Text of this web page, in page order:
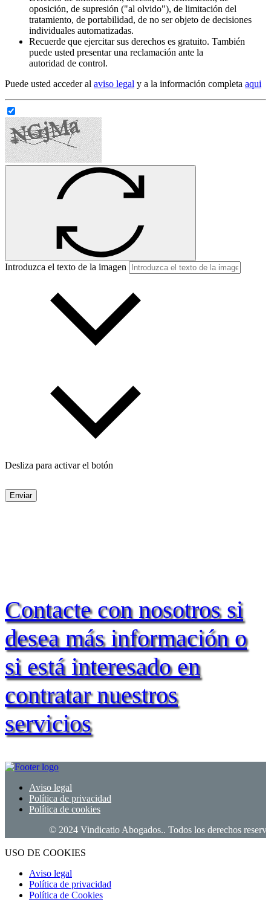
oposición, de supresión ("al olvido"), de limitación del
tratamiento, de portabilidad, de no ser objeto de decisiones
individuales automatizadas.
Recuerde que ejercitar sus derechos es gratuito. También
puede usted presentar una reclamación ante la
autoridad de control.
Puede usted acceder al aviso legal y a la información completa aqui
Introduzca el texto de la imagen
Desliza para activar el botón
Enviar
Contacte con nosotros si
desea más información o
si está interesado en
contratar nuestros
servicios
Aviso legal
Política de privacidad
Política de cookies
© 2024 Vindicatio Abogados.. Todos los derechos
USO DE COOKIES
Aviso legal
Política de privacidad
Política de Cookies